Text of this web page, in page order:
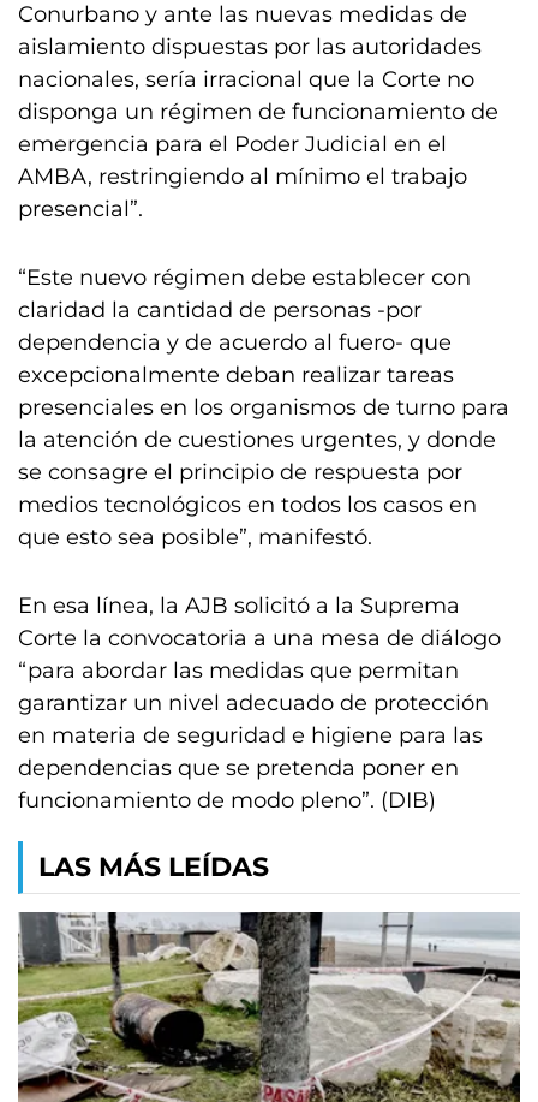
Conurbano y ante las nuevas medidas de
aislamiento dispuestas por las autoridades
nacionales, sería irracional que la Corte no
disponga un régimen de funcionamiento de
emergencia para el Poder Judicial en el
AMBA, restringiendo al mínimo el trabajo
presencial”.
“Este nuevo régimen debe establecer con
claridad la cantidad de personas -por
dependencia y de acuerdo al fuero- que
excepcionalmente deban realizar tareas
presenciales en los organismos de turno para
la atención de cuestiones urgentes, y donde
se consagre el principio de respuesta por
medios tecnológicos en todos los casos en
que esto sea posible”, manifestó.
En esa línea, la AJB solicitó a la Suprema
Corte la convocatoria a una mesa de diálogo
“para abordar las medidas que permitan
garantizar un nivel adecuado de protección
en materia de seguridad e higiene para las
dependencias que se pretenda poner en
funcionamiento de modo pleno”. (DIB)
LAS MÁS LEÍDAS